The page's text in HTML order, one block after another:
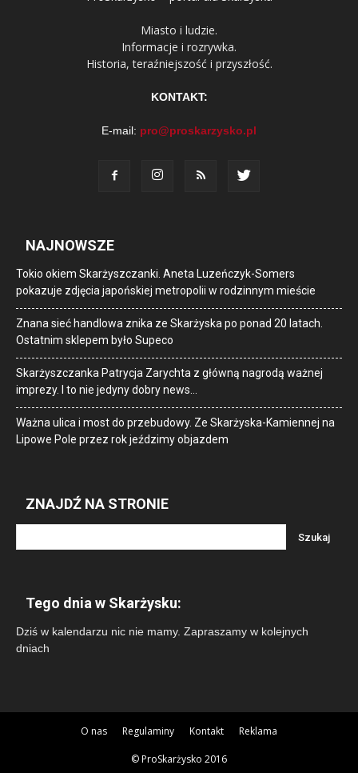
Miasto i ludzie.
Informacje i rozrywka.
Historia, teraźniejszość i przyszłość.
KONTAKT:
E-mail: pro@proskarzysko.pl
NAJNOWSZE
Tokio okiem Skarżyszczanki. Aneta Luzeńczyk-Somers
pokazuje zdjęcia japońskiej metropolii w rodzinnym mieście
Znana sieć handlowa znika ze Skarżyska po ponad 20 latach.
Ostatnim sklepem było Supeco
Skarżyszczanka Patrycja Zarychta z główną nagrodą ważnej
imprezy. I to nie jedyny dobry news…
Ważna ulica i most do przebudowy. Ze Skarżyska-Kamiennej na
Lipowe Pole przez rok jeździmy objazdem
ZNAJDŹ NA STRONIE
Tego dnia w Skarżysku:
Dziś w kalendarzu nic nie mamy. Zapraszamy w kolejnych
dniach
O nas Regulaminy Kontakt Reklama
© ProSkarżysko 2016